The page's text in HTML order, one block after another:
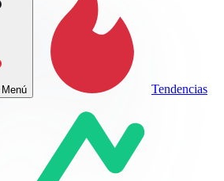
Menú Tendencias